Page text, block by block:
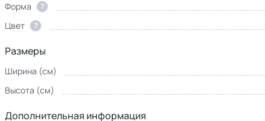
Форма
?
Цвет
?
Размеры
Ширина (см)
Высота (см)
Дополнительная информация